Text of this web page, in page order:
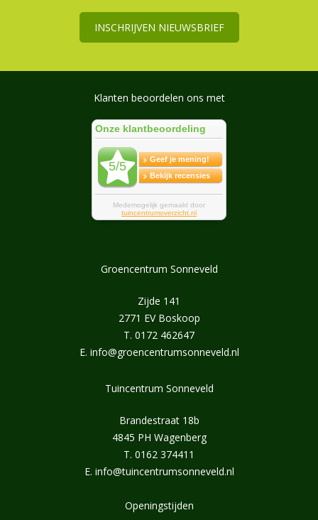
INSCHRIJVEN NIEUWSBRIEF
Klanten beoordelen ons met
Groencentrum Sonneveld
Zijde 141
2771 EV Boskoop
T. 0172 462647
E. info@groencentrumsonneveld.nl
Tuincentrum Sonneveld
Brandestraat 18b
4845 PH Wagenberg
T. 0162 374411
E. info@tuincentrumsonneveld.nl
Openingstijden